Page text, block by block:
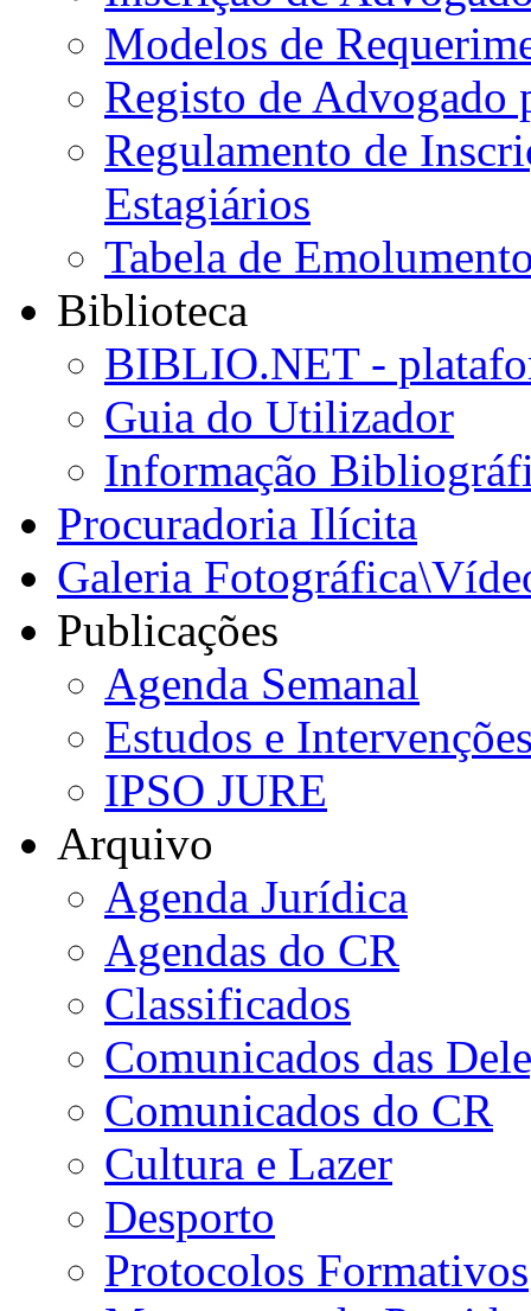
Modelos de
Registo de Advogado
Regulamento de
Estagiários
Tabela de
Biblioteca
BIBLIO.NET -
Guia do Utilizador
Informação
Procuradoria Ilícita
Galeria
Publicações
Agenda Semanal
Estudos e
IPSO JURE
Arquivo
Agenda Jurídica
Agendas do CR
Classificados
Comunicados das
Comunicados do CR
Cultura e Lazer
Desporto
Protocolos Formativos